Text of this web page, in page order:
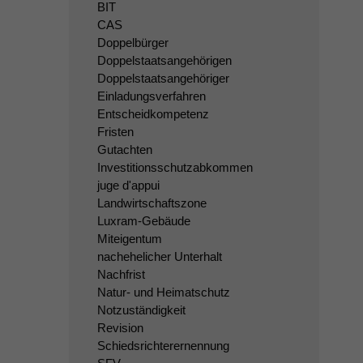
BIT
CAS
Doppelbürger
Doppelstaatsangehörigen
Doppelstaatsangehöriger
Einladungsverfahren
Entscheidkompetenz
Fristen
Gutachten
Investitionsschutzabkommen
juge d'appui
Landwirtschaftszone
Luxram-Gebäude
Miteigentum
nachehelicher Unterhalt
Nachfrist
Natur- und Heimatschutz
Notzuständigkeit
Revision
Schiedsrichterernennung